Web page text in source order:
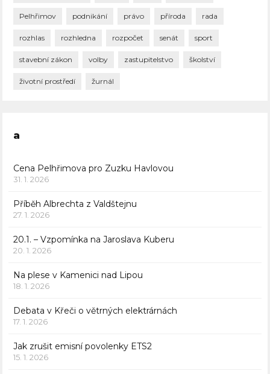
Pelhřimov podnikání právo příroda rada
rozhlas rozhledna rozpočet senát sport
stavební zákon volby zastupitelstvo školství
životní prostředí žurnál
a
Cena Pelhřimova pro Zuzku Havlovou
31. 1. 2026
Příběh Albrechta z Valdštejnu
27. 1. 2026
20.1. – Vzpomínka na Jaroslava Kuberu
20. 1. 2026
Na plese v Kamenici nad Lipou
18. 1. 2026
Debata v Křeči o větrných elektrárnách
17. 1. 2026
Jak zrušit emisní povolenky ETS2
15. 1. 2026